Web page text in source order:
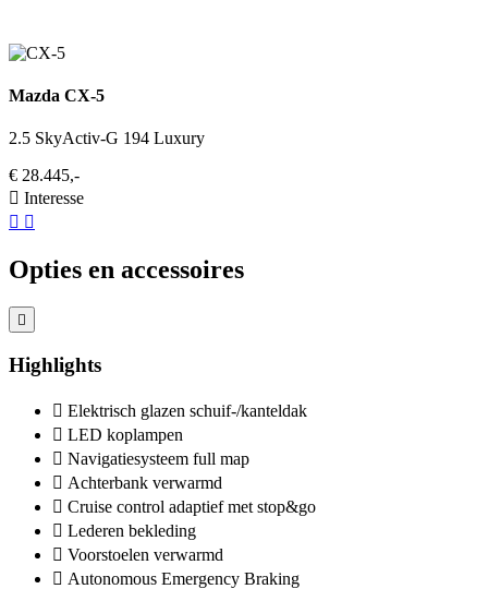
Mazda CX-5
2.5 SkyActiv-G 194 Luxury
€ 28.445,-
Interesse
Opties en accessoires
Highlights
Elektrisch glazen schuif-/kanteldak
LED koplampen
Navigatiesysteem full map
Achterbank verwarmd
Cruise control adaptief met stop&go
Lederen bekleding
Voorstoelen verwarmd
Autonomous Emergency Braking